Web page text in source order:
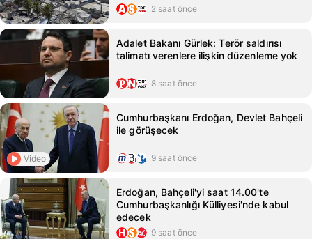
2 saat önce
Adalet Bakanı Gürlek: Terör saldırısı
talimatı verenlere ilişkin düzenleme yok
8 saat önce
Video
Cumhurbaşkanı Erdoğan, Devlet Bahçeli
ile görüşecek
9 saat önce
Erdoğan, Bahçeli'yi saat 14.00'te
Cumhurbaşkanlığı Külliyesi'nde kabul
edecek
9 saat önce